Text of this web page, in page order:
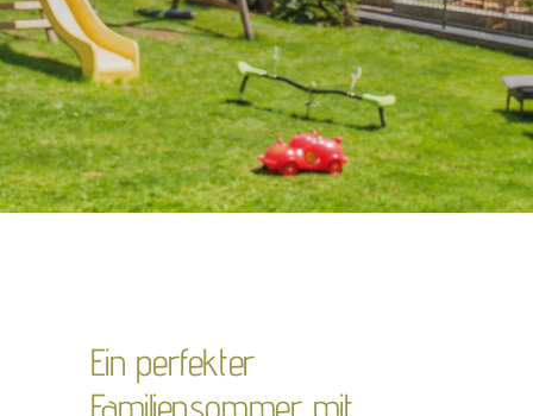
Ein perfekter
Familiensommer mit